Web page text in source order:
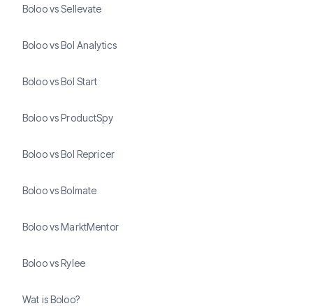
Boloo vs Sellevate
Boloo vs Bol Analytics
Boloo vs Bol Start
Boloo vs ProductSpy
Boloo vs Bol Repricer
Boloo vs Bolmate
Boloo vs MarktMentor
Boloo vs Rylee
Wat is Boloo?